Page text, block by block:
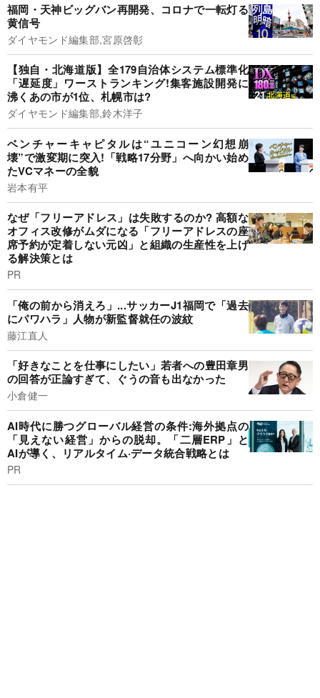
福岡・天神ビッグバン再開発、コロナで一転灯る
黄信号
ダイヤモンド編集部,宮原啓彰
【独自・北海道版】全179自治体システム標準化
「遅延度」ワーストランキング!集客施設開発に
沸くあの市が1位、札幌市は?
ダイヤモンド編集部,鈴木洋子
ベンチャーキャピタルは“ユニコーン幻想崩
壊”で激変期に突入!「戦略17分野」へ向かい始め
たVCマネーの全貌
岩本有平
なぜ「フリーアドレス」は失敗するのか? 高額な
オフィス改修がムダになる「フリーアドレスの座
席予約が定着しない元凶」と組織の生産性を上げ
る解決策とは
PR
「俺の前から消えろ」...サッカーJ1福岡で「過去
にパワハラ」人物が新監督就任の波紋
藤江直人
「好きなことを仕事にしたい」若者への豊田章男
の回答が正論すぎて、ぐうの音も出なかった
小倉健一
AI時代に勝つグローバル経営の条件:海外拠点の
「見えない経営」からの脱却。「二層ERP」と
AIが導く、リアルタイム·データ統合戦略とは
PR